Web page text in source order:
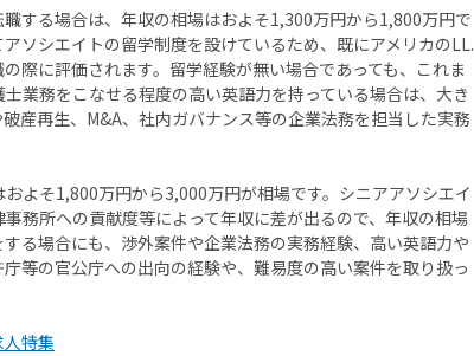
する場合は、年収の相場はおよそ1,300万円から1,800万円で
ソシエイトの留学制度を設けているため、既にアメリカのLL.
際に評価されます。留学経験が無い場合であっても、これま
業務をこなせる程度の高い英語力を持っている場合は、大き
産再生、M&A、社内ガバナンス等の企業法務を担当した実務
よそ1,800万円から3,000万円が相場です。シニアアソシエイ
務所への貢献度等によって年収に差が出るので、年収の相場
る場合にも、渉外案件や企業法務の実務経験、高い英語力や
等の官公庁への出向の経験や、難易度の高い案件を取り扱っ
特集